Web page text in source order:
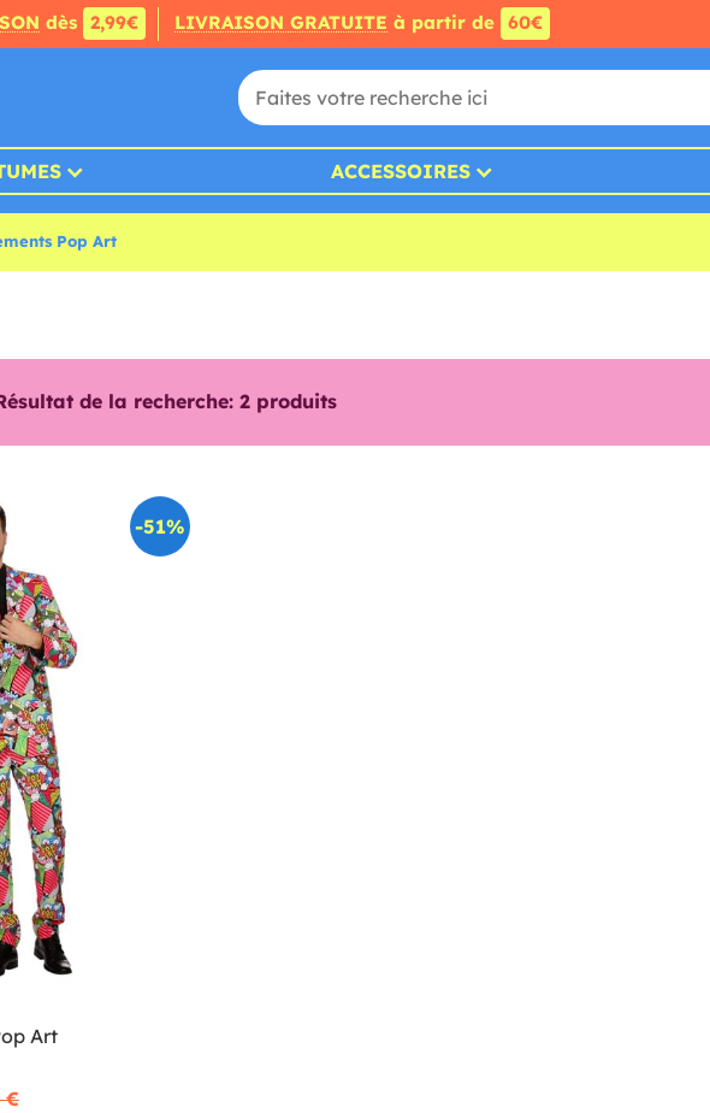
dès 2,99€ LIVRAISON GRATUITE à partir de 60€
ACCESSOIRES
Pop Art
de la recherche: 2produits
-51%
Art
€